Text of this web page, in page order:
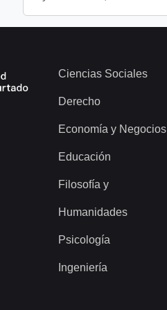
Ciencias Sociales
Derecho
Economía y Negocios
Educación
Filosofía y
Humanidades
Psicología
Ingeniería